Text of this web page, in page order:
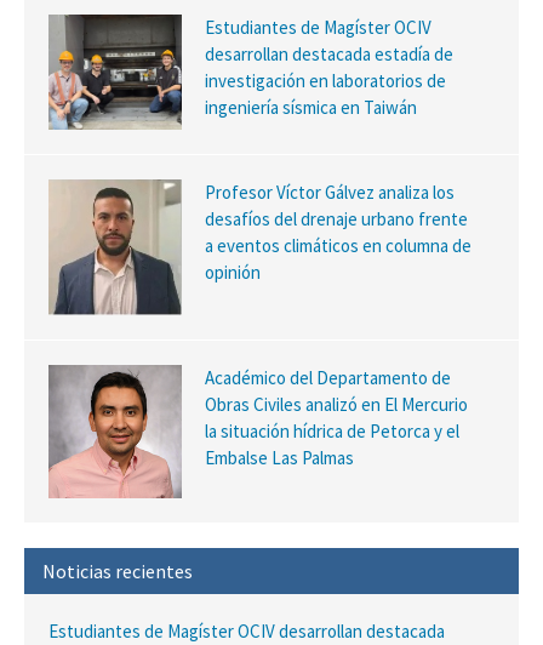
Estudiantes de Magíster OCIV
desarrollan destacada estadía de
investigación en laboratorios de
ingeniería sísmica en Taiwán
Profesor Víctor Gálvez analiza los
desafíos del drenaje urbano frente
a eventos climáticos en columna de
opinión
Académico del Departamento de
Obras Civiles analizó en El Mercurio
la situación hídrica de Petorca y el
Embalse Las Palmas
Noticias recientes
Estudiantes de Magíster OCIV desarrollan destacada